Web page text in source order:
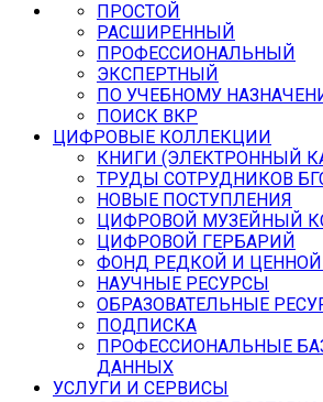
ПРОСТОЙ
РАСШИРЕННЫЙ
ПРОФЕССИОНАЛЬНЫЙ
ЭКСПЕРТНЫЙ
ПО УЧЕБНОМУ
ПОИСК ВКР
ЦИФРОВЫЕ КОЛЛЕКЦИИ
КНИГИ (ЭЛЕКТРОННЫЙ
ТРУДЫ СОТРУДНИКОВ
НОВЫЕ ПОСТУПЛЕНИЯ
ЦИФРОВОЙ МУЗЕЙНЫЙ
ЦИФРОВОЙ ГЕРБАРИЙ
ФОНД РЕДКОЙ И
НАУЧНЫЕ РЕСУРСЫ
ОБРАЗОВАТЕЛЬНЫЕ
ПОДПИСКА
ПРОФЕССИОНАЛЬНЫЕ
ДАННЫХ
УСЛУГИ И СЕРВИСЫ